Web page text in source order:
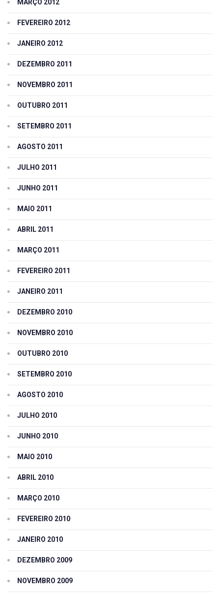
MARÇO 2012
FEVEREIRO 2012
JANEIRO 2012
DEZEMBRO 2011
NOVEMBRO 2011
OUTUBRO 2011
SETEMBRO 2011
AGOSTO 2011
JULHO 2011
JUNHO 2011
MAIO 2011
ABRIL 2011
MARÇO 2011
FEVEREIRO 2011
JANEIRO 2011
DEZEMBRO 2010
NOVEMBRO 2010
OUTUBRO 2010
SETEMBRO 2010
AGOSTO 2010
JULHO 2010
JUNHO 2010
MAIO 2010
ABRIL 2010
MARÇO 2010
FEVEREIRO 2010
JANEIRO 2010
DEZEMBRO 2009
NOVEMBRO 2009